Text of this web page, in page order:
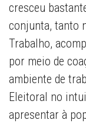
cresceu
conjunta, tanto
Trabalho,
por meio de
ambiente de
Eleitoral no
apresentar à